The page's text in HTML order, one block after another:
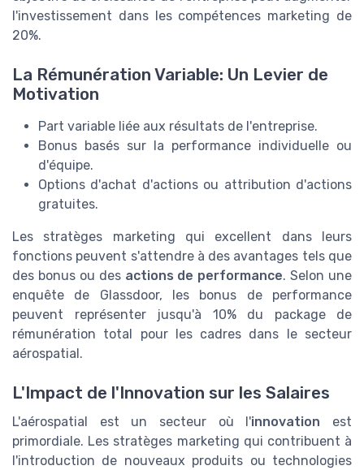
l'investissement dans les compétences marketing de
20%.
La Rémunération Variable: Un Levier de
Motivation
Part variable liée aux résultats de l'entreprise.
Bonus basés sur la performance individuelle ou
d'équipe.
Options d'achat d'actions ou attribution d'actions
gratuites.
Les stratèges marketing qui excellent dans leurs
fonctions peuvent s'attendre à des avantages tels que
des bonus ou des actions de performance. Selon une
enquête de Glassdoor, les bonus de performance
peuvent représenter jusqu'à 10% du package de
rémunération total pour les cadres dans le secteur
aérospatial.
L'Impact de l'Innovation sur les Salaires
L'aérospatial est un secteur où l'innovation est
primordiale. Les stratèges marketing qui contribuent à
l'introduction de nouveaux produits ou technologies